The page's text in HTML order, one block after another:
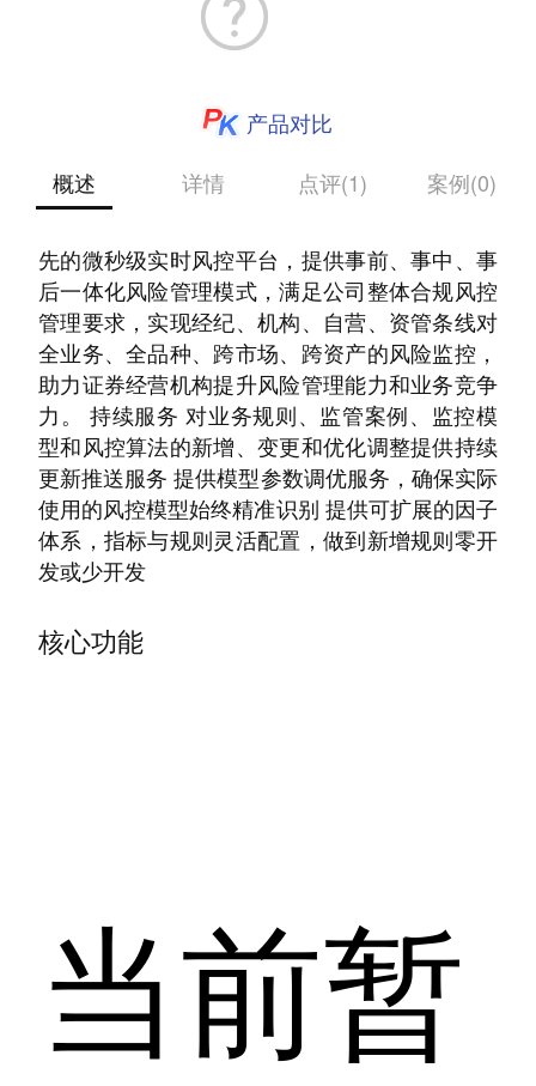
产品对比
概述
详情 点评(1) 案例(0)
先的微秒级实时风控平台，提供事前、事中、事
后一体化风险管理模式，满足公司整体合规风控
管理要求，实现经纪、机构、自营、资管条线对
全业务、全品种、跨市场、跨资产的风险监控，
助力证券经营机构提升风险管理能力和业务竞争
力。 持续服务 对业务规则、监管案例、监控模
型和风控算法的新增、变更和优化调整提供持续
更新推送服务 提供模型参数调优服务，确保实际
使用的风控模型始终精准识别 提供可扩展的因子
体系，指标与规则灵活配置，做到新增规则零开
发或少开发
核心功能
当前暂